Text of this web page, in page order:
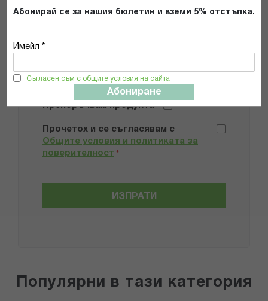
Абонирай се за нашия бюлетин и вземи 5% отстъпка.
Имейл *
Съгласен съм с общите условия на сайта
Абониране
Препоръчвам продукта
Прочетох и се съгласявам с
Общите условия и политиката за
поверителност *
ИЗПРАТИ
Популярни в тази категория